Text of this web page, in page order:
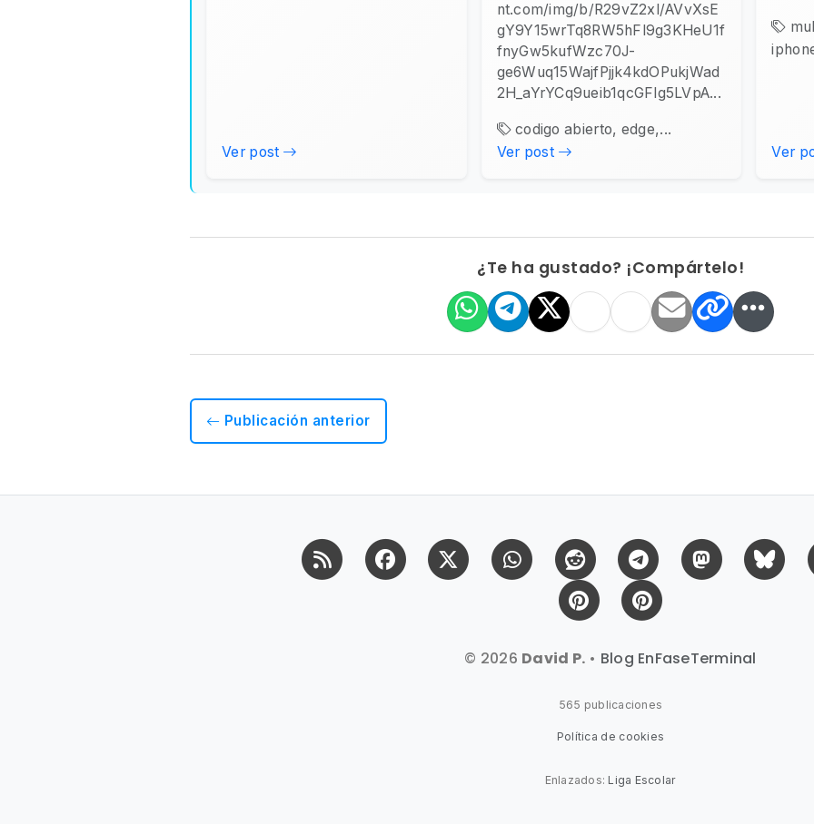
Ver post
nt.com/img/b/R29vZ2xl/AVvXsE
gY9Y15wrTq8RW5hFl9g3KHeU1f
fnyGw5kufWzc70J-
ge6Wuq15WajfPjjk4kdOPukjWad
2H_aYrYCq9ueib1qcGFlg5LVpA...
codigo abierto, edge,...
Ver post
Ver
¿Te ha gustado? ¡Compártelo!
Publicación anterior
RSS FacebookX (Twitter)WhatsappReddit Telegram Mastodon
Pinterest
© 2026 David P. • Blog EnFaseTerminal
565 publicaciones
Política de cookies
Enlazados:Liga Escolar